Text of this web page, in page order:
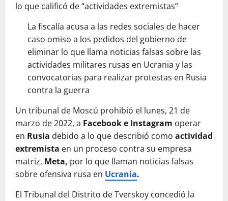
lo que calificó de “actividades extremistas”
La fiscalía acusa a las redes sociales de hacer
caso omiso a los pedidos del gobierno de
eliminar lo que llama noticias falsas sobre las
actividades militares rusas en Ucrania y las
convocatorias para realizar protestas en Rusia
contra la guerra
Un tribunal de Moscú prohibió el lunes, 21 de
marzo de 2022, a Facebook e Instagram operar
en Rusia debido a lo que describió como actividad
extremista en un proceso contra su empresa
matriz, Meta, por lo que llaman noticias falsas
sobre ofensiva rusa en Ucrania.
El Tribunal del Distrito de Tverskoy concedió la